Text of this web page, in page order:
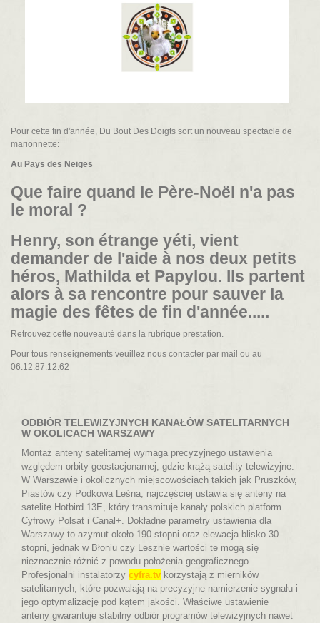
Pour cette fin d'année, Du Bout Des Doigts sort un nouveau spectacle de
marionnette:
Au Pays des Neiges
Que faire quand le Père-Noël n'a pas
le moral ?
Henry, son étrange yéti, vient
demander de l'aide à nos deux petits
héros, Mathilda et Papylou. Ils partent
alors à sa rencontre pour sauver la
magie des fêtes de fin d'année.....
Retrouvez cette nouveauté dans la rubrique prestation.
Pour tous renseignements veuillez nous contacter par mail ou au
06.12.87.12.62
ODBIÓR TELEWIZYJNYCH KANAŁÓW SATELITARNYCH
W OKOLICACH WARSZAWY
Montaż anteny satelitarnej wymaga precyzyjnego ustawienia
względem orbity geostacjonarnej, gdzie krążą satelity telewizyjne.
W Warszawie i okolicznych miejscowościach takich jak Pruszków,
Piastów czy Podkowa Leśna, najczęściej ustawia się anteny na
satelitę Hotbird 13E, który transmituje kanały polskich platform
Cyfrowy Polsat i Canal+. Dokładne parametry ustawienia dla
Warszawy to azymut około 190 stopni oraz elewacja blisko 30
stopni, jednak w Błoniu czy Lesznie wartości te mogą się
nieznacznie różnić z powodu położenia geograficznego.
Profesjonalni instalatorzy cyfra.tv korzystają z mierników
satelitarnych, które pozwalają na precyzyjne namierzenie sygnału i
jego optymalizację pod kątem jakości. Właściwe ustawienie
anteny gwarantuje stabilny odbiór programów telewizyjnych nawet